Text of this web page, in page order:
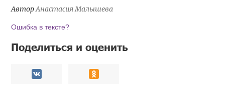
АвторАнастасия Малышева
Ошибка в тексте?
Поделиться и оценить